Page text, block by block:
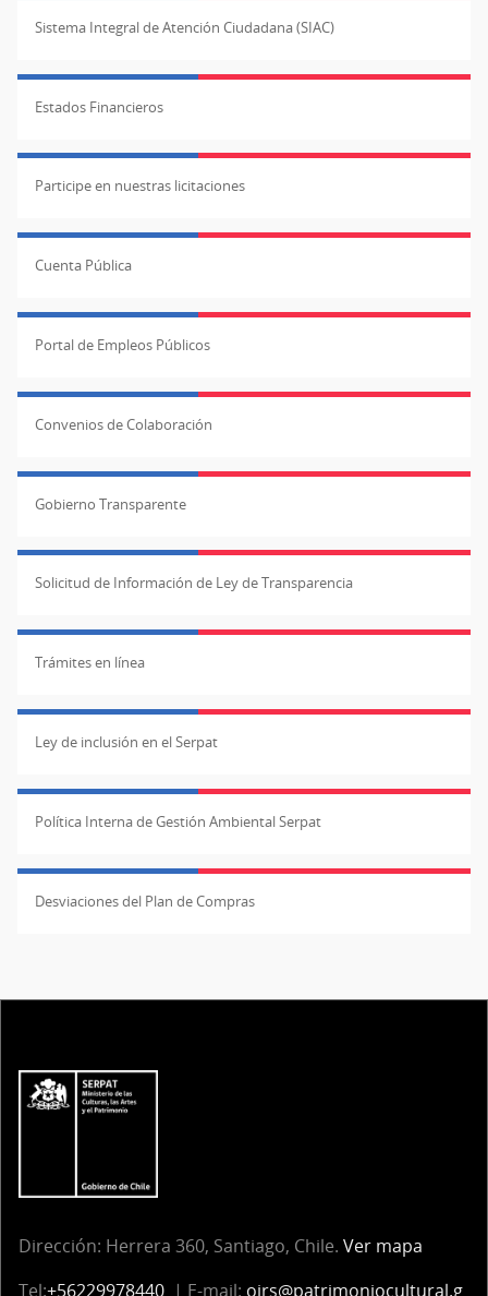
Sistema Integral de Atención Ciudadana (SIAC)
Estados Financieros
Participe en nuestras licitaciones
Cuenta Pública
Portal de Empleos Públicos
Convenios de Colaboración
Gobierno Transparente
Solicitud de Información de Ley de Transparencia
Trámites en línea
Ley de inclusión en el Serpat
Política Interna de Gestión Ambiental Serpat
Desviaciones del Plan de Compras
Dirección: Herrera 360, Santiago, Chile. Ver mapa
Tel:+56229978440 | E-mail: oirs@patrimoniocultural.g